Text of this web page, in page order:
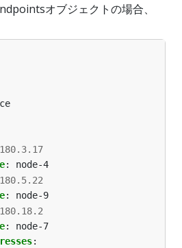
オブジェクトの場合、
:
node-4
:
node-9
:
node-7
: